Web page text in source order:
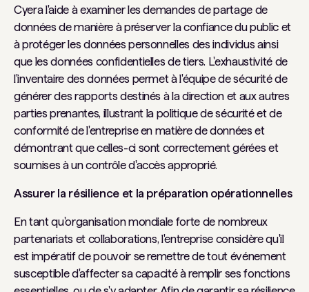
Cyera l'aide à examiner les demandes de partage de
données de manière à préserver la confiance du public et
à protéger les données personnelles des individus ainsi
que les données confidentielles de tiers. L'exhaustivité de
l'inventaire des données permet à l'équipe de sécurité de
générer des rapports destinés à la direction et aux autres
parties prenantes, illustrant la politique de sécurité et de
conformité de l'entreprise en matière de données et
démontrant que celles-ci sont correctement gérées et
soumises à un contrôle d'accès approprié.
Assurer la résilience et la préparation opérationnelles
En tant qu'organisation mondiale forte de nombreux
partenariats et collaborations, l'entreprise considère qu'il
est impératif de pouvoir se remettre de tout événement
susceptible d'affecter sa capacité à remplir ses fonctions